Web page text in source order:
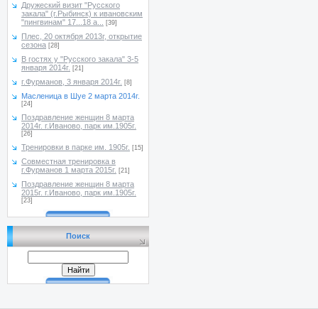
Дружеский визит "Русского
закала" (г.Рыбинск) к ивановским
"пингвинам" 17...18 а...
[39]
Плес, 20 октября 2013г, открытие
сезона [28]
В гостях у "Русского закала" 3-5
января 2014г. [21]
г.Фурманов, 3 января 2014г. [8]
Масленица в Шуе 2 марта 2014г.
[24]
Поздравление женщин 8 марта
2014г. г.Иваново, парк им.1905г.
[26]
Тренировки в парке им. 1905г. [15]
Совместная тренировка в
г.Фурманов 1 марта 2015г. [21]
Поздравление женщин 8 марта
2015г. г.Иваново, парк им.1905г.
[23]
Поиск